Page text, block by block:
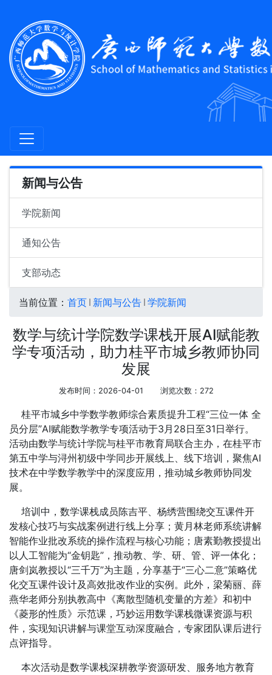
新闻与公告
学院新闻
通知公告
支部动态
当前位置： 首页 新闻与公告 学院新闻
数学与统计学院数学课栈开展AI赋能教
学专项活动，助力桂平市城乡教师协同
发展
发布时间：2026-04-01 浏览次数： 272
桂平市城乡中学数学教师综合素质提升工程“三位一体 全
员分层”AI赋能数学教学专项活动于3月28日至31日举行。
活动由数学与统计学院与桂平市教育局联合主办，在桂平市
第五中学与浔州初级中学同步开展线上、线下培训，聚焦AI
技术在中学数学教学中的深度应用，推动城乡教师协同发
展。
培训中，数学课栈成员陈吉平、杨绣营围绕交互课件开
发核心技巧与实战案例进行线上分享；黄月林老师系统讲解
智能作业批改系统的操作流程与核心功能；唐素勤教授提出
以人工智能为“金钥匙”，推动教、学、研、管、评一体化；
唐剑岚教授以“三千万”为主题，分享基于“三心二意”策略优
化交互课件设计及高效批改作业的实例。此外，梁菊丽、薛
燕华老师分别执教高中《离散型随机变量的方差》和初中
《菱形的性质》示范课，巧妙运用数学课栈微课资源与积
件，实现知识讲解与课堂互动深度融合，专家团队课后进行
点评指导。
本次活动是数学课栈深耕教学资源研发、服务地方教育